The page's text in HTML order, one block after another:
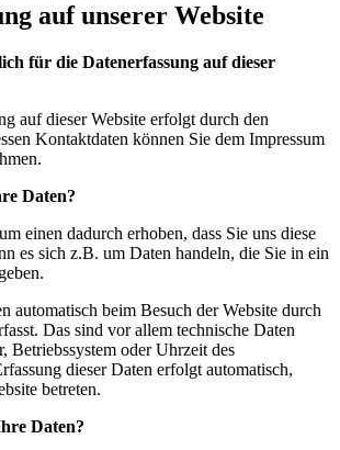
auf unserer Website
für die Datenerfassung auf dieser
auf dieser Website erfolgt durch den
Kontaktdaten können Sie dem Impressum
Daten?
einen dadurch erhoben, dass Sie uns diese
es sich z.B. um Daten handeln, die Sie in ein
automatisch beim Besuch der Website durch
Das sind vor allem technische Daten
Betriebssystem oder Uhrzeit des
dieser Daten erfolgt automatisch,
betreten.
Daten?